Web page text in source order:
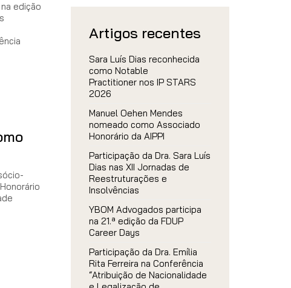
edição
Artigos recentes
Sara Luís Dias reconhecida
como Notable
Practitioner nos IP STARS
2026
Manuel Oehen Mendes
nomeado como Associado
Honorário da AIPPI
Participação da Dra. Sara Luís
Dias nas XII Jornadas de
Reestruturações e
Insolvências
YBOM Advogados participa
na 21.ª edição da FDUP
Career Days
Participação da Dra. Emília
Rita Ferreira na Conferência
“Atribuição de Nacionalidade